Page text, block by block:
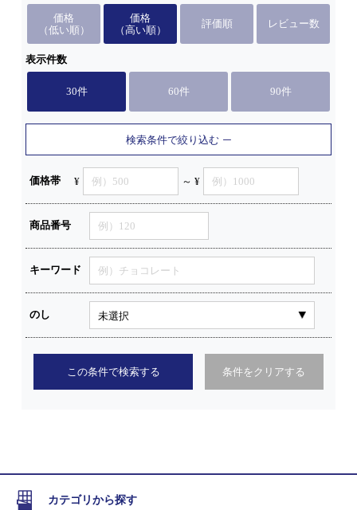
価格
（低い順）
価格
（高い順）
評価順 レビュー数
表示件数
30件 60件 90件
検索条件で絞り込む
価格帯 ¥ ～ ¥
商品番号
キーワード
のし
この条件で検索する 条件をクリアする
カテゴリから探す